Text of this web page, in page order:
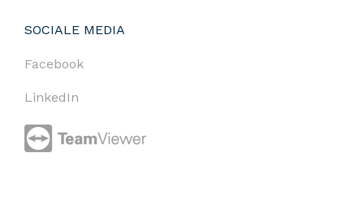
SOCIALE MEDIA
Facebook
LinkedIn